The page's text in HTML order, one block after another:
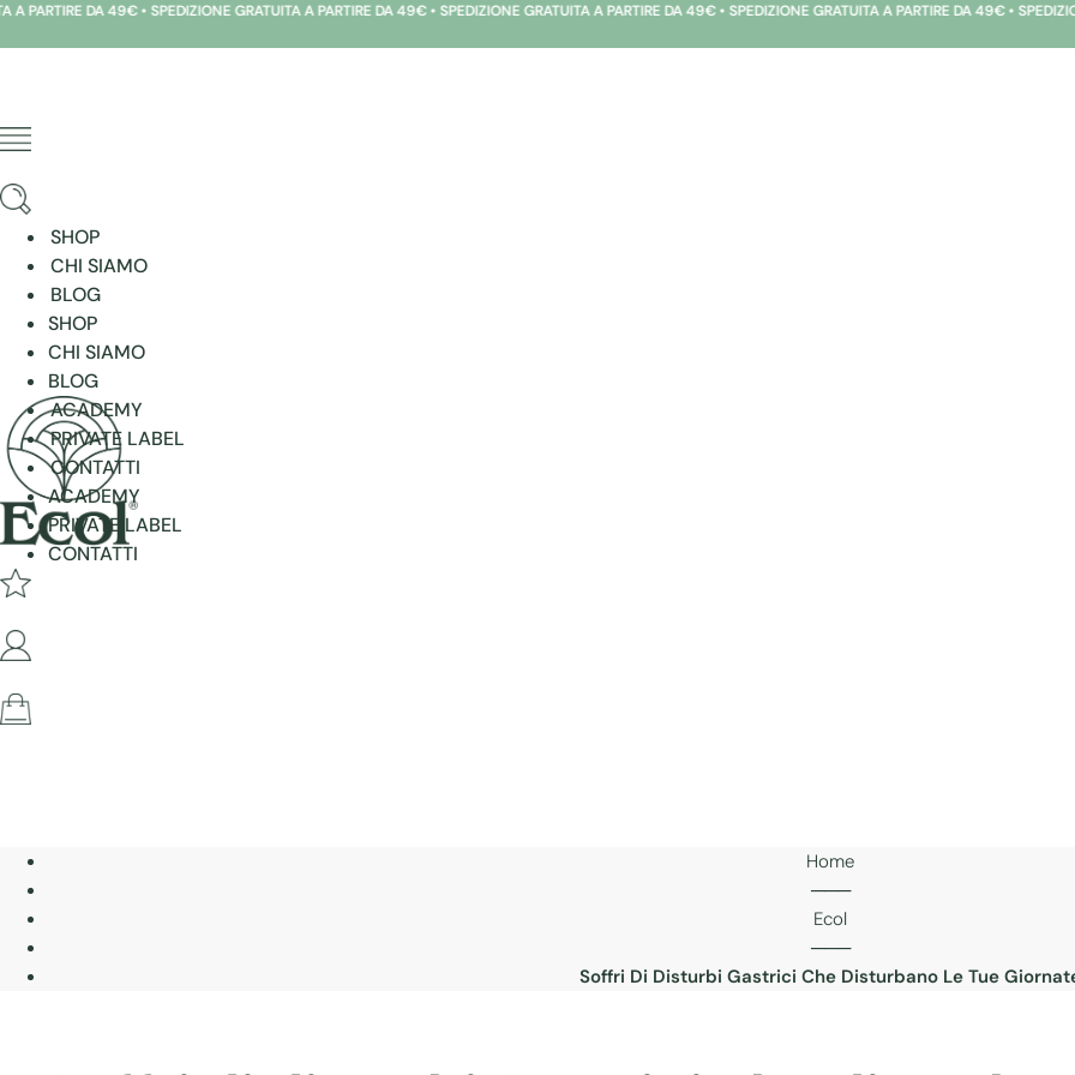
Vai
al
• SPEDIZIONE GRATUITA A PARTIRE DA 49€ • SPEDIZIONE GRATUITA A PARTIRE DA 49€ • SPEDIZIONE GRATUITA A PARTIRE DA 49€ • SPEDIZIONE
SHOP
CHI SIAMO
BLOG
SHOP
CHI SIAMO
BLOG
ACADEMY
PRIVATE LABEL
CONTATTI
ACADEMY
PRIVATE LABEL
CONTATTI
Home
───
Ecol
───
Soffri Di Disturbi Gastrici Che Disturbano Le Tue